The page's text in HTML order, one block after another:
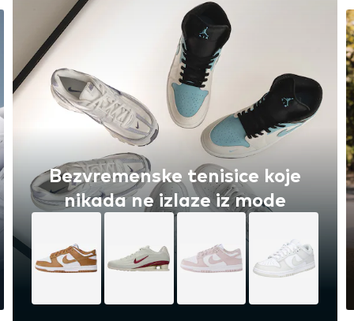
Bezvremenske bijele tenisice